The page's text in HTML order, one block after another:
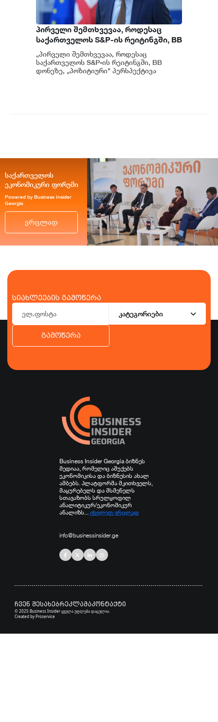
პირველი შემთხვევაა, როდესაც
საქართველოს S&P-ის რეიტინგში, BB
დონეზე „პოზიტიური" პერსპექტივა
მიენიჭა - პერსპექტივის
გაუმჯობესება კიდევ ერთხელ
„პირველი შემთხვევაა, როდესაც
საქართველოს S&P-ის რეიტინგში, BB
დონეზე, „პოზიტიური" პერსპექტივა
საქართველოს
ეკონომიკური ფორუმი
Powered by Business Insider
Georgia
ვრცლად
სიახლეების გამოწერა
კატეგორიები
გამოწერა
Business Insider Georgia ბიზნეს
მედიაა, რომელიც აშუქებს
ეკონომიკისა და ბიზნესის ახალ
ამბებს. პლატფორმა მკითხველს,
მაყურებელს და მსმენელს
სთავაზობს სრულყოფილ
ანალიტიკურ/ეკონომიკურ
ანალიზს...
იხილეთ ვრცლად
info@businessinsider.ge
ჩვენ შესახებრეკლამაკონტაქტი
© 2025 Business Insider ყველა უფლება დაცულია.
Created byProservice